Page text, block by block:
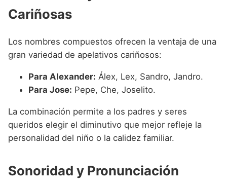
Cariñosas
Los nombres compuestos ofrecen la ventaja de una
gran variedad de apelativos cariñosos:
Para Alexander: Álex, Lex, Sandro, Jandro.
Para Jose: Pepe, Che, Joselito.
La combinación permite a los padres y seres
queridos elegir el diminutivo que mejor refleje la
personalidad del niño o la calidez familiar.
Sonoridad y Pronunciación